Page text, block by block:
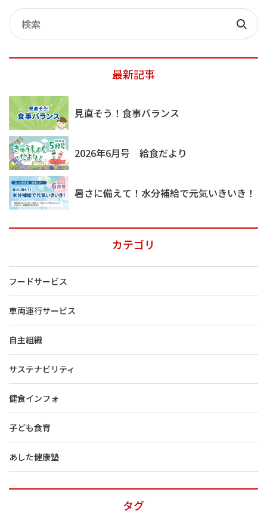
事
検
最新記事
見直そう！食事バランス
2026年6月号 給食だより
暑さに備えて！水分補給で元気いきいき！
カテゴリ
フードサービス
車両運行サービス
自主組織
サステナビリティ
健食インフォ
子ども食育
あした健康塾
タグ